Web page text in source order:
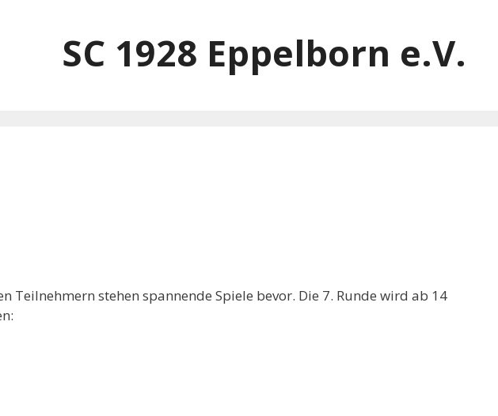
SC 1928 Eppelborn e.V.
stehen spannende Spiele bevor. Die 7. Runde wird ab 14